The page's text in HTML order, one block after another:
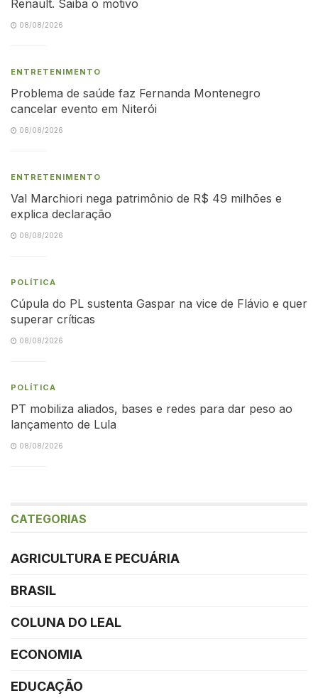
Renault. Saiba o motivo
08/08/2026
ENTRETENIMENTO
Problema de saúde faz Fernanda Montenegro
cancelar evento em Niterói
08/08/2026
ENTRETENIMENTO
Val Marchiori nega patrimônio de R$ 49 milhões e
explica declaração
08/08/2026
POLÍTICA
Cúpula do PL sustenta Gaspar na vice de Flávio e quer
superar críticas
08/08/2026
POLÍTICA
PT mobiliza aliados, bases e redes para dar peso ao
lançamento de Lula
08/08/2026
CATEGORIAS
AGRICULTURA E PECUÁRIA
BRASIL
COLUNA DO LEAL
ECONOMIA
EDUCAÇÃO